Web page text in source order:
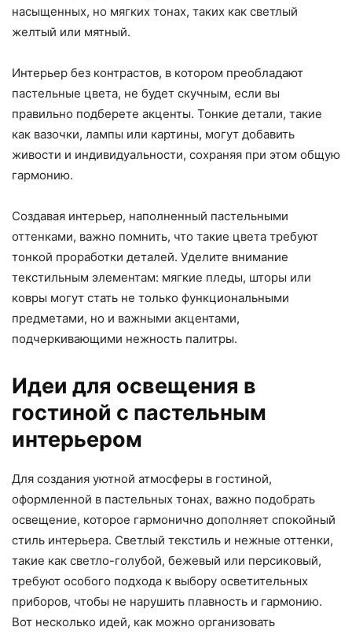
насыщенных, но мягких тонах, таких как светлый
желтый или мятный.
Интерьер без контрастов, в котором преобладают
пастельные цвета, не будет скучным, если вы
правильно подберете акценты. Тонкие детали, такие
как вазочки, лампы или картины, могут добавить
живости и индивидуальности, сохраняя при этом общую
гармонию.
Создавая интерьер, наполненный пастельными
оттенками, важно помнить, что такие цвета требуют
тонкой проработки деталей. Уделите внимание
текстильным элементам: мягкие пледы, шторы или
ковры могут стать не только функциональными
предметами, но и важными акцентами,
подчеркивающими нежность палитры.
Идеи для освещения в
гостиной с пастельным
интерьером
Для создания уютной атмосферы в гостиной,
оформленной в пастельных тонах, важно подобрать
освещение, которое гармонично дополняет спокойный
стиль интерьера. Светлый текстиль и нежные оттенки,
такие как светло-голубой, бежевый или персиковый,
требуют особого подхода к выбору осветительных
приборов, чтобы не нарушить плавность и гармонию.
Вот несколько идей, как можно организовать